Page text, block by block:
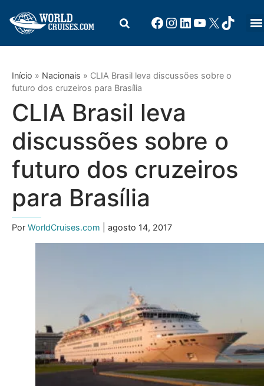
Início » Nacionais » CLIA Brasil leva discussões sobre o
futuro dos cruzeiros para Brasília
CLIA Brasil leva
discussões sobre o
futuro dos cruzeiros
para Brasília
Por WorldCruises.com | agosto 14, 2017